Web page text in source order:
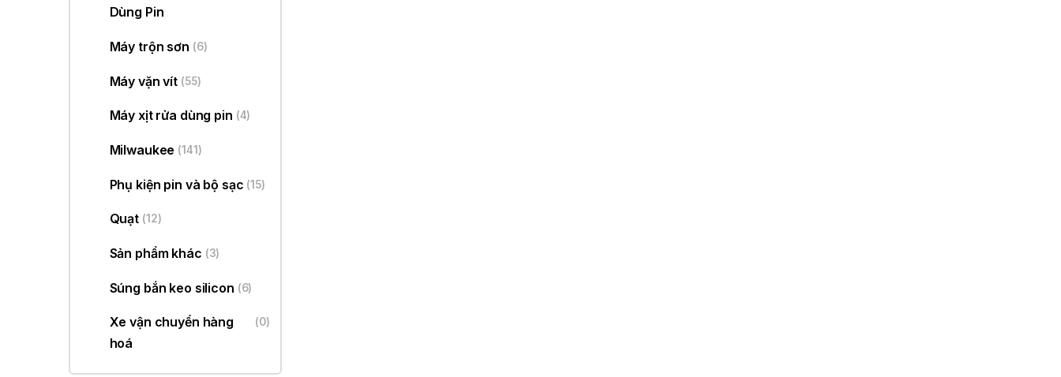
Dùng Pin
Máy trộn sơn (6)
Máy vặn vít (55)
Máy xịt rửa dùng pin (4)
Milwaukee (141)
Phụ kiện pin và bộ sạc (15)
Quạt (12)
Sản phẩm khác (3)
Súng bắn keo silicon (6)
Xe vận chuyển hàng
hoá
(0)